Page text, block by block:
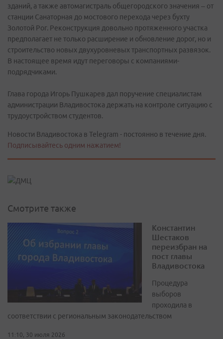
зданий, а также автомагистраль общегородского значения – от
станции Санаторная до мостового перехода через бухту
Золотой Рог. Реконструкция довольно протяженного участка
предполагает не только расширение и обновление дорог, но и
строительство новых двухуровневых транспортных развязок.
В настоящее время идут переговоры с компаниями-
подрядчиками.
Глава города Игорь Пушкарев дал поручение специалистам
администрации Владивостока держать на контроле ситуацию с
трудоустройством студентов.
Новости Владивостока в Telegram - постоянно в течение дня.
Подписывайтесь одним нажатием!
Смотрите также
Константин
Шестаков
переизбран на
пост главы
Владивостока
Процедура
выборов
проходила в
соответствии с региональным законодательством
11:10, 30 июля 2026